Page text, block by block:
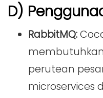
D)
RabbitMQ:
perutean
microservices